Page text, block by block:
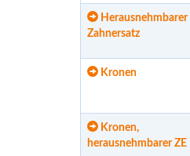
Herausnehmbarer
Zahnersatz
Kronen
Kronen,
herausnehmbarer ZE